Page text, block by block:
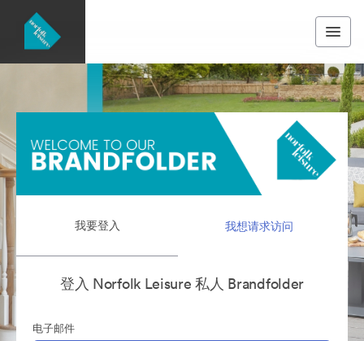
我要登入 我想请求访问
登入 Norfolk Leisure 私人 Brandfolder
电子邮件